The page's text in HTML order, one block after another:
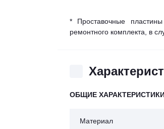
* Проставочные
ремонтного комплекта, в
ОБЩИЕ
Материал